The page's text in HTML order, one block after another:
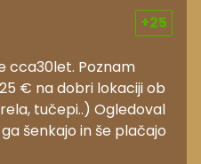
+25
cca30let. Poznam
€ na dobri lokaciji ob
tučepi..) Ogledoval
šenkajo in še plačajo